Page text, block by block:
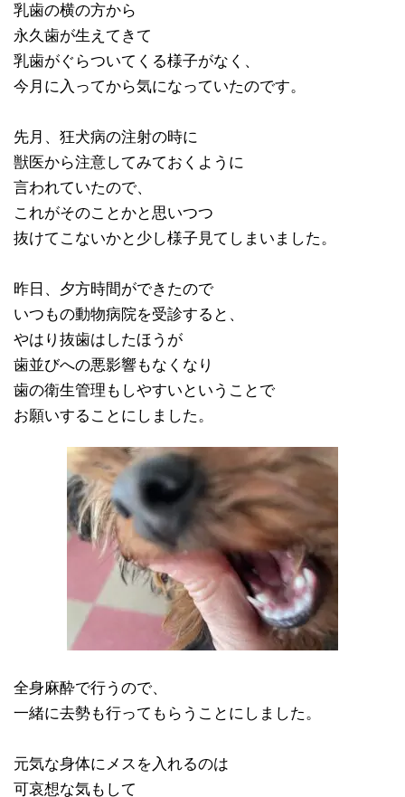
乳歯の横の方から
永久歯が生えてきて
乳歯がぐらついてくる様子がなく、
今月に入ってから気になっていたのです。
先月、狂犬病の注射の時に
獣医から注意してみておくように
言われていたので、
これがそのことかと思いつつ
抜けてこないかと少し様子見てしまいました。
昨日、夕方時間ができたので
いつもの動物病院を受診すると、
やはり抜歯はしたほうが
歯並びへの悪影響もなくなり
歯の衛生管理もしやすいということで
お願いすることにしました。
全身麻酔で行うので、
一緒に去勢も行ってもらうことにしました。
元気な身体にメスを入れるのは
可哀想な気もして